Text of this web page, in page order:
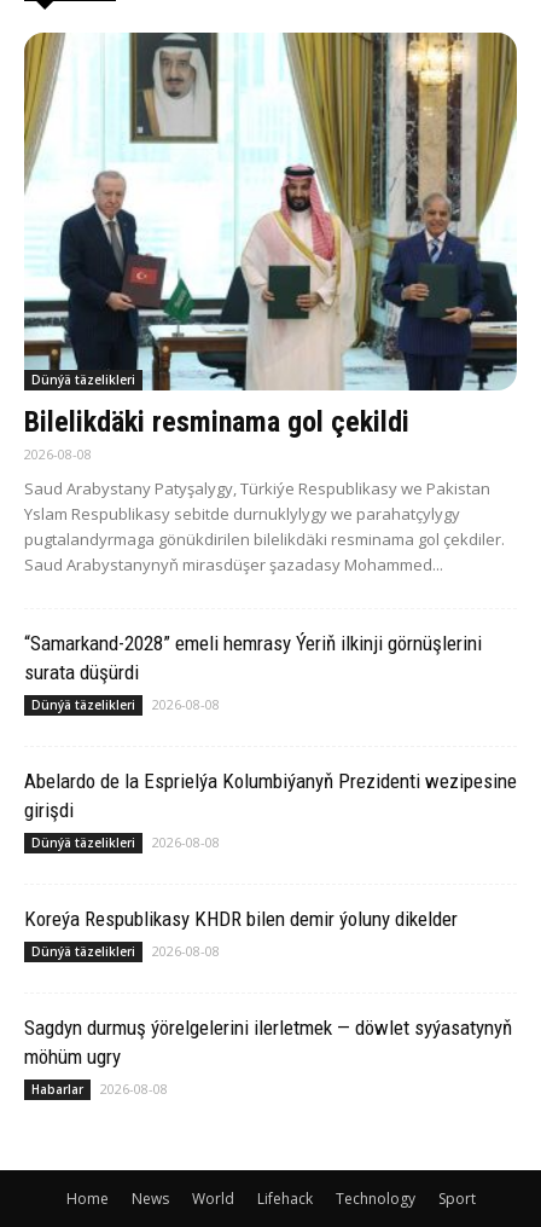
Dünýä täzelikleri
Bilelikdäki resminama gol çekildi
2026-08-08
Saud Arabystany Patyşalygy, Türkiýe Respublikasy we Pakistan
Yslam Respublikasy sebitde durnuklylygy we parahatçylygy
pugtalandyrmaga gönükdirilen bilelikdäki resminama gol çekdiler.
Saud Arabystanynyň mirasdüşer şazadasy Mohammed...
“Samarkand-2028” emeli hemrasy Ýeriň ilkinji görnüşlerini
surata düşürdi
Dünýä täzelikleri 2026-08-08
Abelardo de la Esprielýa Kolumbiýanyň Prezidenti wezipesine
girişdi
Dünýä täzelikleri 2026-08-08
Koreýa Respublikasy KHDR bilen demir ýoluny dikelder
Dünýä täzelikleri 2026-08-08
Sagdyn durmuş ýörelgelerini ilerletmek — döwlet syýasatynyň
möhüm ugry
Habarlar 2026-08-08
Home News World Lifehack Technology Sport